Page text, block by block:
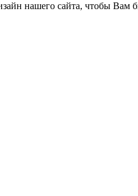
нашего сайта, чтобы Вам